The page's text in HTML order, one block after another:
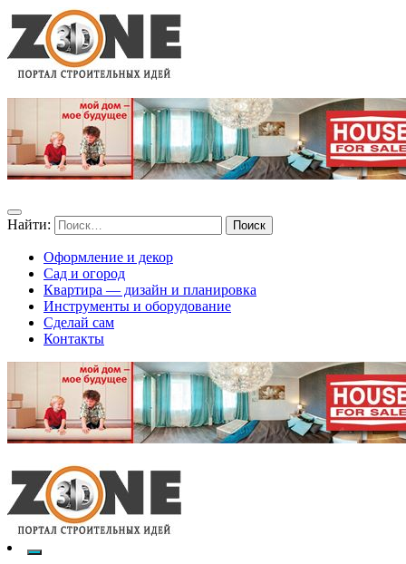
Найти:
Оформление и декор
Сад и огород
Квартира — дизайн и планировка
Инструменты и оборудование
Сделай сам
Контакты